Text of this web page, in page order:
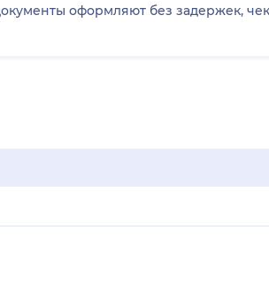
оформляют без задержек,